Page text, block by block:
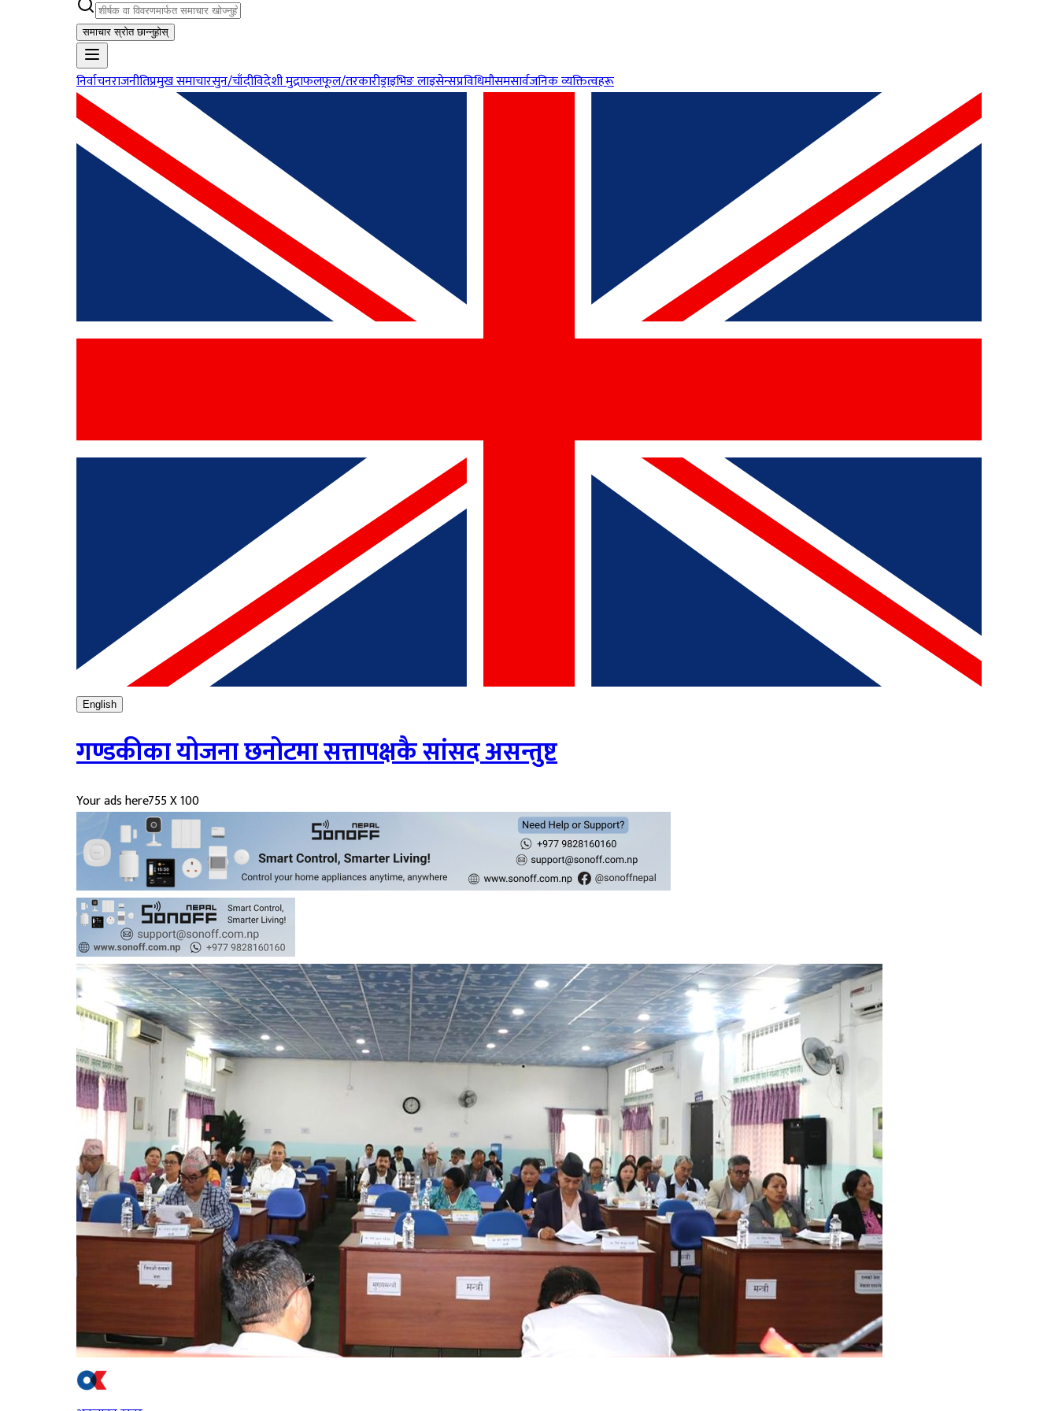
समाचार स्रोत छान्नुहोस्
निर्वाचनराजनीतिप्रमुख समाचारसुन/चाँदीविदेशी मुद्राफलफूल/तरकारीड्राइभिङ लाइसेन्सप्रविधिमौसमसार्वजनिक व्यक्तित्वहरू
English
गण्डकीका योजना छनोटमा सत्तापक्षकै सांसद असन्तुष्ट
Your ads here755 X 100